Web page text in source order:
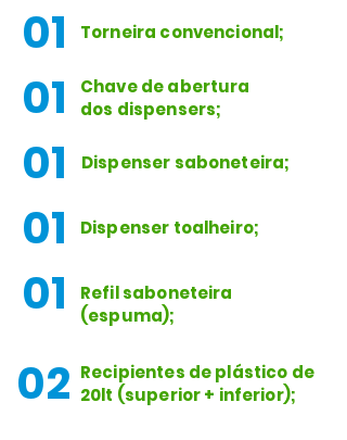
01 Torneira convencional;
01
Chave de abertura
dos dispensers;
01 Dispenser saboneteira;
01 Dispenser toalheiro;
01
Refil saboneteira
(espuma);
02 Recipientes de plástico de
20lt (superior + inferior);